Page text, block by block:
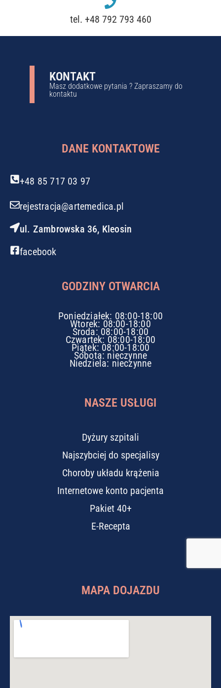
tel. +48 792 793 460
KONTAKT
Masz dodatkowe pytania ? Zapraszamy do
kontaktu
DANE KONTAKTOWE
+48 85 717 03 97
rejestracja@artemedica.pl
ul. Zambrowska 36, Kleosin
facebook
GODZINY OTWARCIA
Poniedziałek: 08:00-18:00
Wtorek: 08:00-18:00
Środa: 08:00-18:00
Czwartek: 08:00-18:00
Piątek: 08:00-18:00
Sobota: nieczynne
Niedziela: nieczynne
NASZE USŁUGI
Dyżury szpitali
Najszybciej do specjalisy
Choroby układu krążenia
Internetowe konto pacjenta
Pakiet 40+
E-Recepta
MAPA DOJAZDU